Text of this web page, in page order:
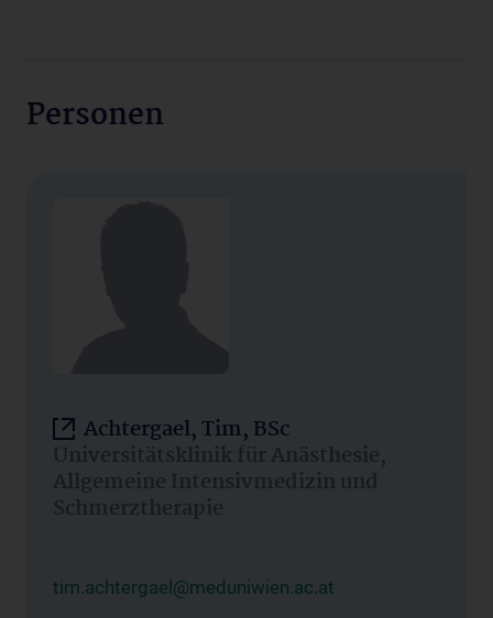
Personen
Achtergael, Tim, BSc
Universitätsklinik für Anästhesie,
Allgemeine Intensivmedizin und
Schmerztherapie
tim.achtergael@meduniwien.ac.at